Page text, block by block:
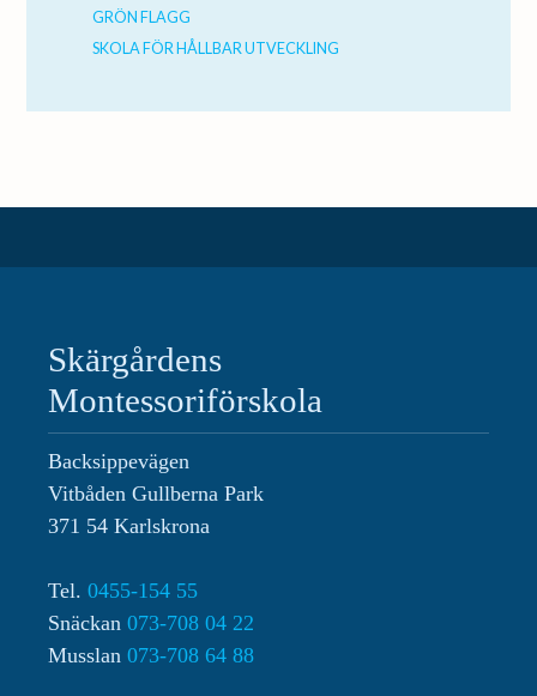
GRÖN FLAGG
SKOLA FÖR HÅLLBAR UTVECKLING
Skärgårdens
Montessoriförskola
Backsippevägen
Vitbåden Gullberna Park
371 54 Karlskrona
Tel.0455-154 55
Snäckan073-708 04 22
Musslan073-708 64 88‬